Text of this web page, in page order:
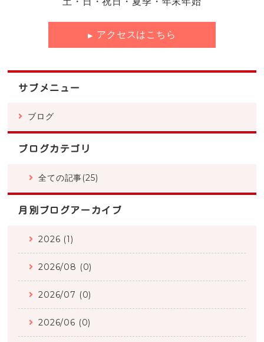
アクセスはこちら
サブメニュー
ブログ
ブログカテゴリ
全ての記事(25)
月別ブログアーカイブ
2026 (1)
2026/08 (0)
2026/07 (0)
2026/06 (0)